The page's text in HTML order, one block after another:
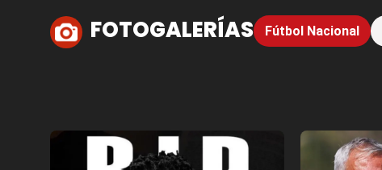
FOTOGALERÍAS Fútbol Nacional